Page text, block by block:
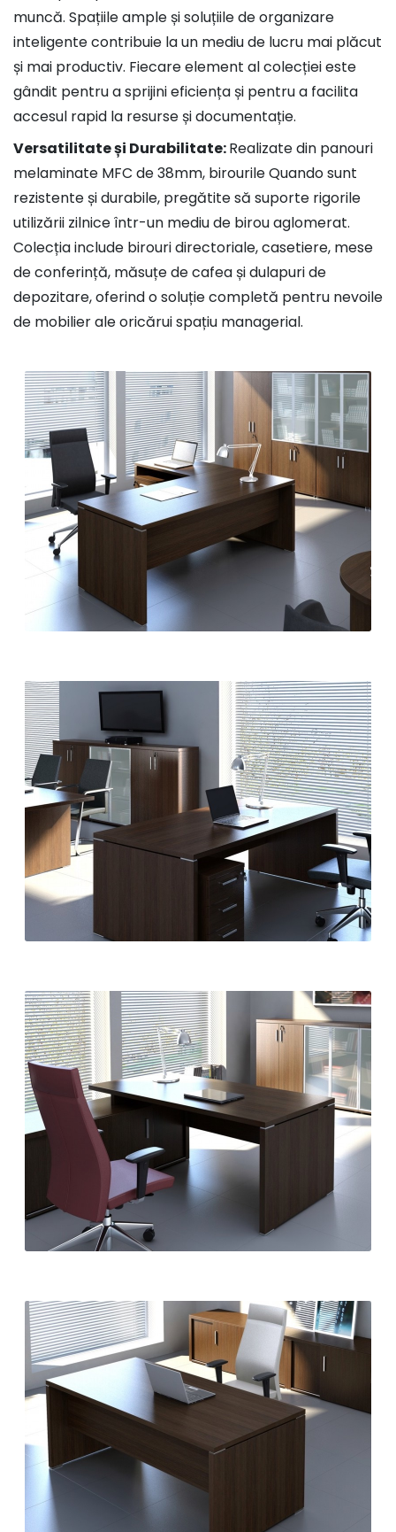
muncă. Spațiile ample și soluțiile de organizare
inteligente contribuie la un mediu de lucru mai plăcut
și mai productiv. Fiecare element al colecției este
gândit pentru a sprijini eficiența și pentru a facilita
accesul rapid la resurse și documentație.
Versatilitate și Durabilitate:Realizate din panouri
melaminate MFC de 38mm, birourile Quando sunt
rezistente și durabile, pregătite să suporte rigorile
utilizării zilnice într-un mediu de birou aglomerat.
Colecția include birouri directoriale, casetiere, mese
de conferință, măsuțe de cafea și dulapuri de
depozitare, oferind o soluție completă pentru nevoile
de mobilier ale oricărui spațiu managerial.